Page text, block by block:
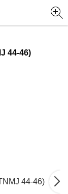
44-46)